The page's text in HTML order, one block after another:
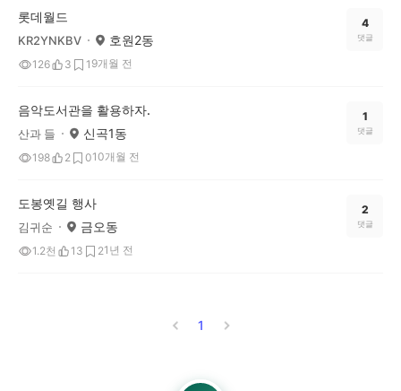
롯데월드
KR2YNKBV 호원2동
126 3 1 9개월 전
4
댓글
음악도서관을 활용하자.
산과 들 신곡1동
198 2 010개월 전
1
댓글
도봉옛길 행사
김귀순 금오동
1.2천 13 21년 전
2
댓글
1